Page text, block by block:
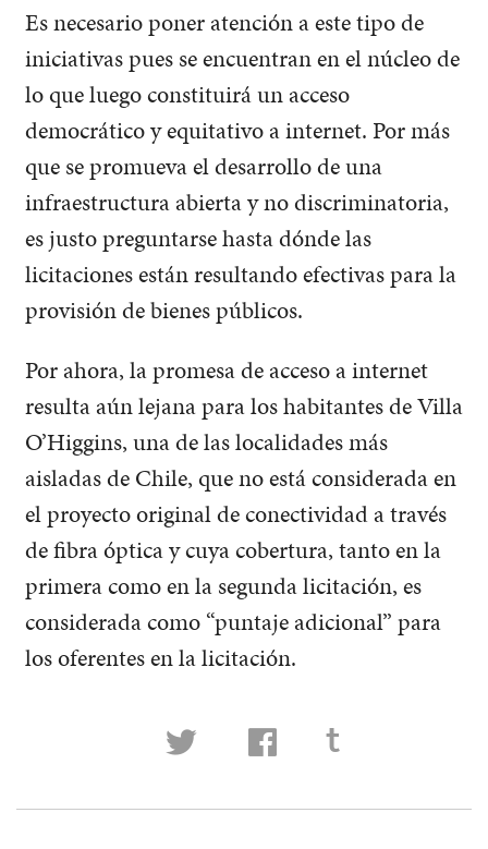
Es necesario poner atención a este tipo de
iniciativas pues se encuentran en el núcleo de
lo que luego constituirá un acceso
democrático y equitativo a internet. Por más
que se promueva el desarrollo de una
infraestructura abierta y no discriminatoria,
es justo preguntarse hasta dónde las
licitaciones están resultando efectivas para la
provisión de bienes públicos.
Por ahora, la promesa de acceso a internet
resulta aún lejana para los habitantes de Villa
O’Higgins, una de las localidades más
aisladas de Chile, que no está considerada en
el proyecto original de conectividad a través
de fibra óptica y cuya cobertura, tanto en la
primera como en la segunda licitación, es
considerada como “puntaje adicional” para
los oferentes en la licitación.
t